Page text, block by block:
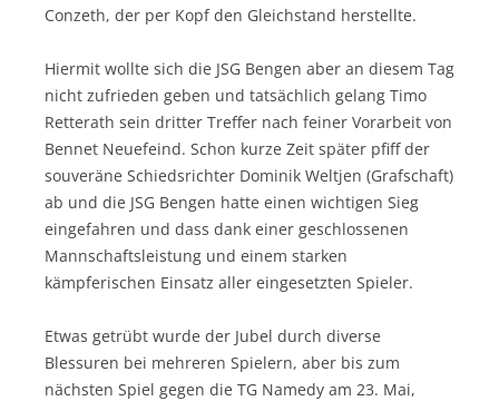
Conzeth, der per Kopf den Gleichstand herstellte.
Hiermit wollte sich die JSG Bengen aber an diesem Tag
nicht zufrieden geben und tatsächlich gelang Timo
Retterath sein dritter Treffer nach feiner Vorarbeit von
Bennet Neuefeind. Schon kurze Zeit später pfiff der
souveräne Schiedsrichter Dominik Weltjen (Grafschaft)
ab und die JSG Bengen hatte einen wichtigen Sieg
eingefahren und dass dank einer geschlossenen
Mannschaftsleistung und einem starken
kämpferischen Einsatz aller eingesetzten Spieler.
Etwas getrübt wurde der Jubel durch diverse
Blessuren bei mehreren Spielern, aber bis zum
nächsten Spiel gegen die TG Namedy am 23. Mai,